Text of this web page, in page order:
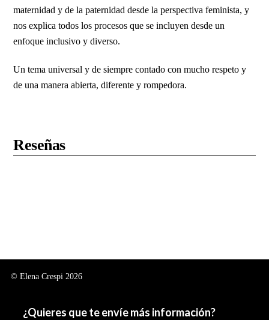
maternidad y de la paternidad desde la perspectiva feminista, y
nos explica todos los procesos que se incluyen desde un
enfoque inclusivo y diverso.
Un tema universal y de siempre contado con mucho respeto y
de una manera abierta, diferente y rompedora.
Reseñas
© Elena Crespi 2026
¿Quieres que te envíe más información?